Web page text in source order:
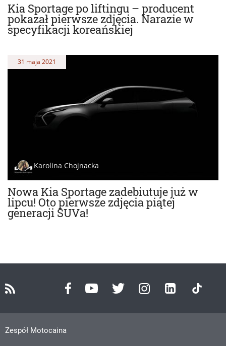
Kia Sportage po liftingu – producent
pokazał pierwsze zdjęcia. Narazie w
specyfikacji koreańskiej
Nowa Kia Sportage zadebiutuje już w
lipcu! Oto pierwsze zdjęcia piątej
generacji SUVa!
31 maja 2021
Karolina Chojnacka
Zespół Motocaina